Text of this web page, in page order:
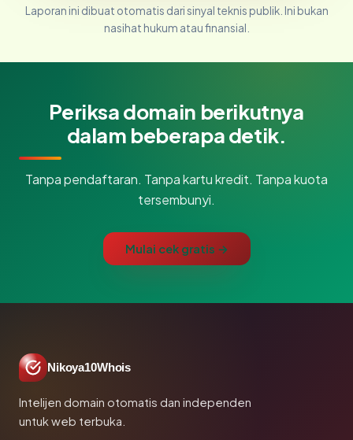
Laporan ini dibuat otomatis dari sinyal teknis publik. Ini bukan
nasihat hukum atau finansial.
Periksa domain berikutnya
dalam beberapa detik.
Tanpa pendaftaran. Tanpa kartu kredit. Tanpa kuota
tersembunyi.
Mulai cek gratis →
Nikoya10Whois
Intelijen domain otomatis dan independen
untuk web terbuka.